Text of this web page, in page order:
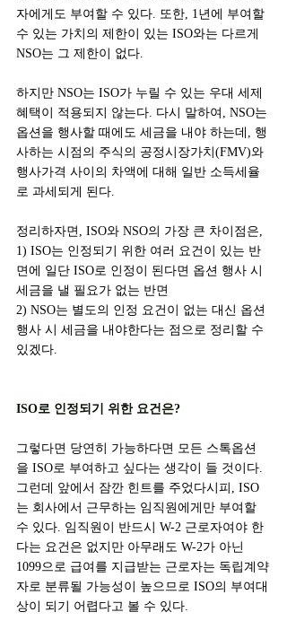
자에게도 부여할 수 있다. 또한, 1년에 부여할
수 있는 가치의 제한이 있는 ISO와는 다르게
NSO는 그 제한이 없다.
하지만 NSO는 ISO가 누릴 수 있는 우대 세제
혜택이 적용되지 않는다. 다시 말하여, NSO는
옵션을 행사할 때에도 세금을 내야 하는데, 행
사하는 시점의 주식의 공정시장가치(FMV)와
행사가격 사이의 차액에 대해 일반 소득세율
로 과세되게 된다.
정리하자면, ISO와 NSO의 가장 큰 차이점은,
1) ISO는 인정되기 위한 여러 요건이 있는 반
면에 일단 ISO로 인정이 된다면 옵션 행사 시
세금을 낼 필요가 없는 반면
2) NSO는 별도의 인정 요건이 없는 대신 옵션
행사 시 세금을 내야한다는 점으로 정리할 수
있겠다.
ISO로 인정되기 위한 요건은?
그렇다면 당연히 가능하다면 모든 스톡옵션
을 ISO로 부여하고 싶다는 생각이 들 것이다.
그런데 앞에서 잠깐 힌트를 주었다시피, ISO
는 회사에서 근무하는 임직원에게만 부여할
수 있다. 임직원이 반드시 W-2 근로자여야 한
다는 요건은 없지만 아무래도 W-2가 아닌
1099으로 급여를 지급받는 근로자는 독립계약
자로 분류될 가능성이 높으므로 ISO의 부여대
상이 되기 어렵다고 볼 수 있다.